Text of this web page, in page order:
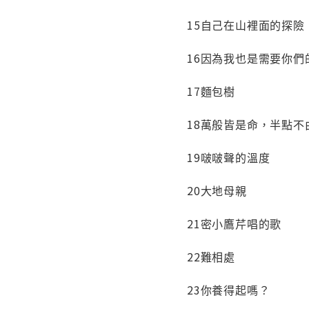
15自己在山裡面的探險
16因為我也是需要你們
17麵包樹
18萬般皆是命，半點不
19啵啵聲的溫度
20大地母親
21密小鷹芹唱的歌
22難相處
23你養得起嗎？